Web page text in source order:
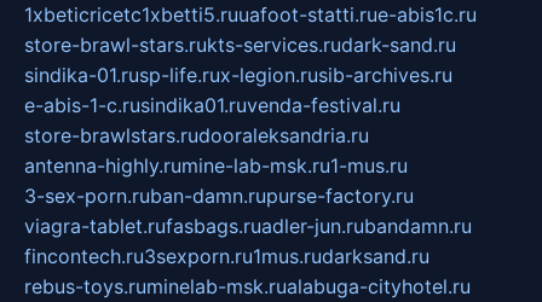
1xbeticricetc1xbetti5.ruuafoot-statti.rue-abis1c.ru
store-brawl-stars.rukts-services.rudark-sand.ru
sindika-01.rusp-life.rux-legion.rusib-archives.ru
e-abis-1-c.rusindika01.ruvenda-festival.ru
store-brawlstars.rudooraleksandria.ru
antenna-highly.rumine-lab-msk.ru1-mus.ru
3-sex-porn.ruban-damn.rupurse-factory.ru
viagra-tablet.rufasbags.ruadler-jun.rubandamn.ru
fincontech.ru3sexporn.ru1mus.rudarksand.ru
rebus-toys.ruminelab-msk.rualabuga-cityhotel.ru